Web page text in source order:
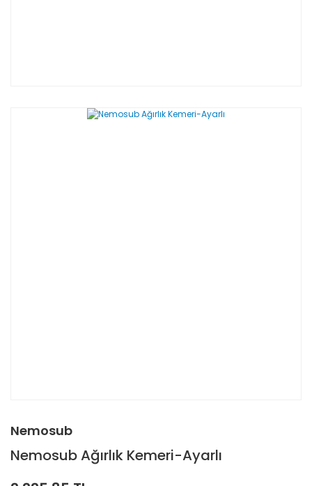
Nemosub
Nemosub Ağırlık Kemeri-Ayarlı